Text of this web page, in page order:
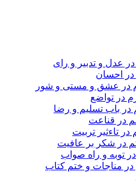
عدل و تدبیر و رای
در احسان
در عشق و مستی و شور
در تواضع
در باب تسلیم و رضا
در قناعت
در تاءثیر تربیت
در شکر بر عافیت
توبه و راه صواب
در مناجات و ختم کتاب